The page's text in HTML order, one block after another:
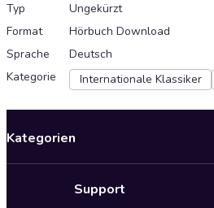
Typ
Ungekürzt
Format
Hörbuch Download
Sprache
Deutsch
Kategorie
Internationale Klassiker
Kategorien
Support